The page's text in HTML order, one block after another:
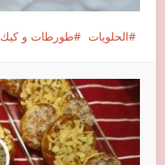
الحلويات طورطات و كيك